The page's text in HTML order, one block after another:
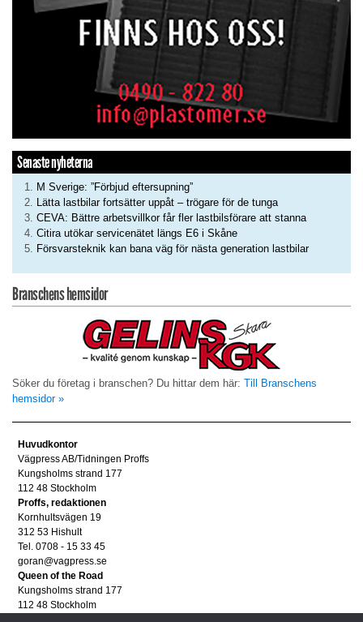
Senaste nyheterna
M Sverige: ”Förbjud eftersupning”
Lätta lastbilar fortsätter uppåt – trögare för de tunga
CEVA: Bättre arbetsvillkor får fler lastbilsförare att stanna
Citira utökar servicenätet längs E6 i Skåne
Försvarsteknik kan bana väg för nästa generation lastbilar
Branschens hemsidor
Söker du företag i branschen? Du hittar dem här: Till Branschens
hemsidor »
Huvudkontor
Vägpress AB/Tidningen Proffs
Kungsholms strand 177
112 48 Stockholm
Proffs, redaktionen
Kornhultsvägen 19
312 53 Hishult
Tel. 0708 - 15 33 45
goran@vagpress.se
Queen of the Road
Kungsholms strand 177
112 48 Stockholm